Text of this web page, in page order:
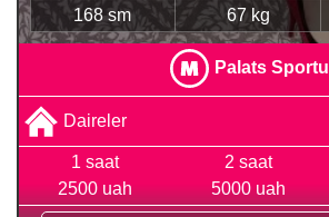
168 sm 67 kg
Palats Sportu
Daireler
1 saat
2500 uah
2 saat
5000 uah